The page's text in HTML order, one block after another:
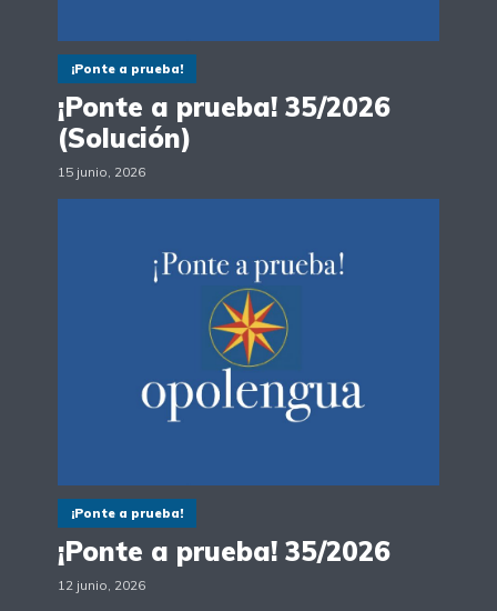
¡Ponte a prueba!
¡Ponte a prueba! 35/2026
(Solución)
15 junio, 2026
¡Ponte a prueba!
¡Ponte a prueba! 35/2026
12 junio, 2026